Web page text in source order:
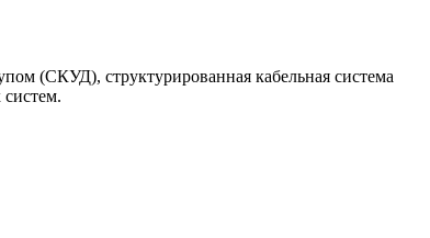
(СКУД), структурированная кабельная система